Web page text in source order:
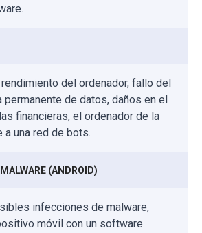
del ordenador, fallo del
de datos, daños en el
financieras, el ordenador de la
a una red de bots.
(ANDROID)
infecciones de malware,
móvil con un software